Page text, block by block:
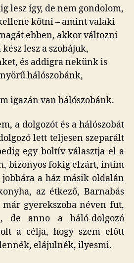
lesz így, de nem gondolom,
kötni – amint valaki
ebben, akkor változni
lesz a szobájuk,
és addigra nekünk is
hálószobánk,
igazán van hálószobánk.
a dolgozót és a hálószobát
lett teljesen szeparált
egy boltív választja el a
bizonyos fokig elzárt, intim
a ház másik oldalán
az étkező, Barnabás
már gyerekszoba néven fut,
de anno a háló-dolgozó
a célja, hogy szem előtt
elájulnék, ilyesmi.